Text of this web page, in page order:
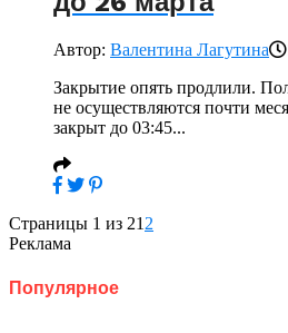
Автор: Валентина Лагутина
Закрытие опять продлили.
не осуществляются почти
закрыт до 03:45...
Страницы 1 из 21 2
Реклама
Популярное